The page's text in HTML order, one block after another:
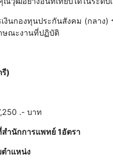
งินกองทุนประกันสังคม (กลาง
ษณะงานที่ปฏิบัติ
)
.- บาท
านักการแพทย์ 1อัตรา
าแหน่ง